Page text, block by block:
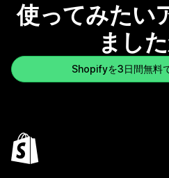
使ってみたい
まし
Shopifyを3日間無料